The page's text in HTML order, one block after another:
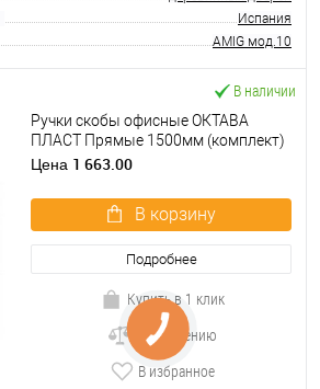
Испания
AMIG мод.10
В наличии
Ручки скобы офисные ОКТАВА
ПЛАСТ Прямые 1500мм (комплект)
черный
Цена 1 663.00
В корзину
Подробнее
Купить в 1 клик
К сравнению
В избранное